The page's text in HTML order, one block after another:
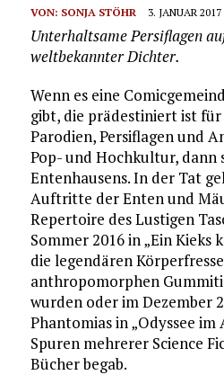
VON: SONJA STÖHR 3. JANUAR 2017
Unterhaltsame Persiflagen
weltbekannter Dichter.
Wenn es eine
gibt, die prädestiniert ist
Parodien, Persiflagen und
Pop- und Hochkultur, dann
Entenhausens. In der Tat
Auftritte der Enten und
Repertoire des Lustigen
Sommer 2016 in „Ein Kieks
die legendären
anthropomorphen
wurden oder im Dezember
Phantomias in „Odyssee im
Spuren mehrerer Science
Bücher begab.